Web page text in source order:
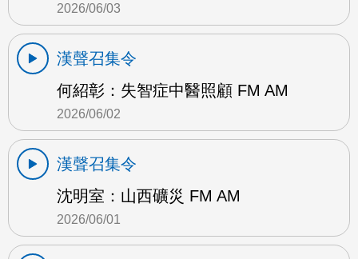
2026/06/03
漢聲召集令
何紹彰：失智症中醫照顧 FM AM
2026/06/02
漢聲召集令
沈明室：山西礦災 FM AM
2026/06/01